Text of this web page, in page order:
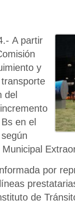
A partir
y
del
en el
por
de